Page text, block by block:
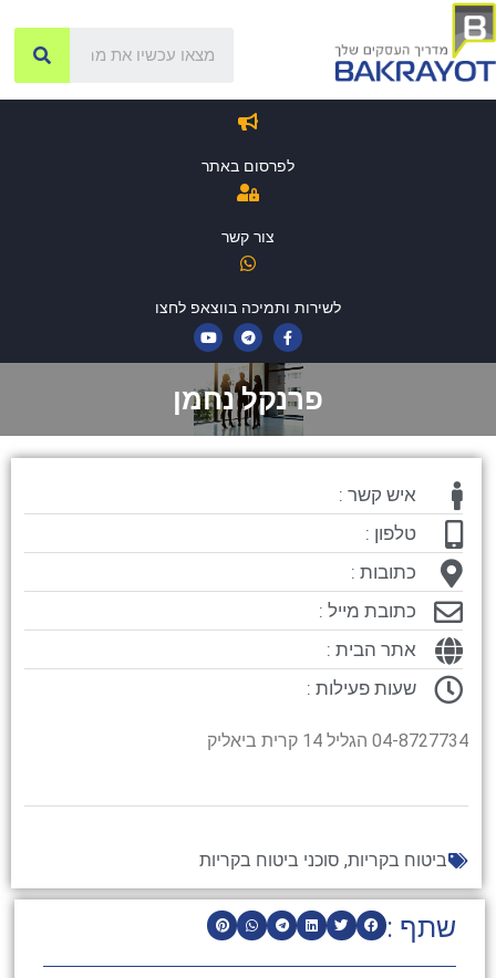
לפרסום באתר
צור קשר
לשירות ותמיכה בווצאפ לחצו
פרנקל נחמן
שתף :
איש קשר :
טלפון :
כתובות :
כתובת מייל :
אתר הבית :
שעות פעילות :
04-8727734 הגליל 14 קרית ביאליק
ביטוח בקריות, סוכני ביטוח בקריות